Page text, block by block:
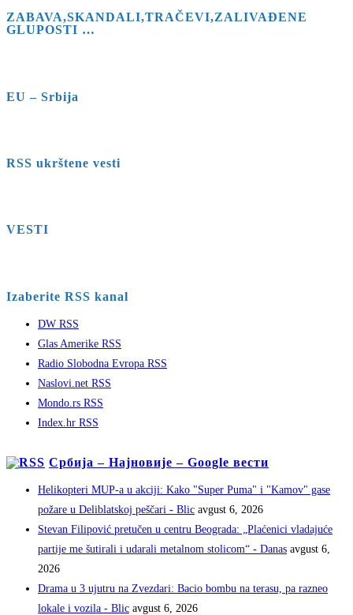
ZABAVA,SKANDALI,TRAČEVI,ZALIVAĐENE
GLUPOSTI …
EU – Srbija
RSS ukrštene vesti
VESTI
Izaberite RSS kanal
DW RSS
Glas Amerike RSS
Radio Slobodna Evropa RSS
Naslovi.net RSS
Mondo.rs RSS
Index.hr RSS
Србија – Најновије – Google вести
Helikopteri MUP-a u akciji: Kako "Super Puma" i "Kamov" gase
požare u Deliblatskoj peščari - Blic avgust 6, 2026
Stevan Filipović pretučen u centru Beograda: „Plaćenici vladajuće
partije me šutirali i udarali metalnom stolicom“ - Danas avgust 6,
2026
Drama u 3 ujutru na Zvezdari: Bacio bombu na terasu, pa razneo
lokale i vozila - Blic avgust 6, 2026